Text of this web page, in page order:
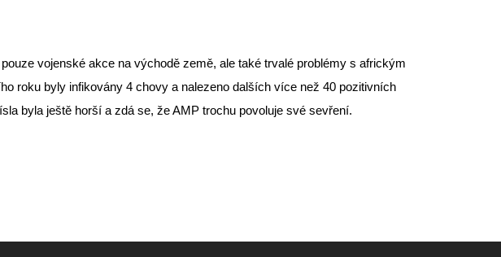
vojenské akce na východě země, ale také trvalé problémy s africkým
roku byly infikovány 4 chovy a nalezeno dalších více než 40 pozitivních
byla ještě horší a zdá se, že AMP trochu povoluje své sevření.